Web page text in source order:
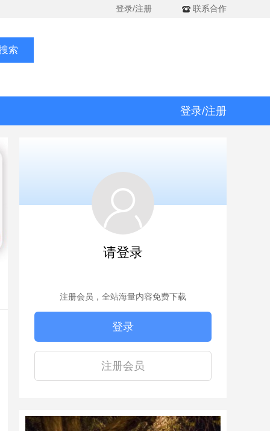
登录/注册 联系合作
索
登录/注册
请登录
注册会员，全站海量内容免费下载
登录
注册会员